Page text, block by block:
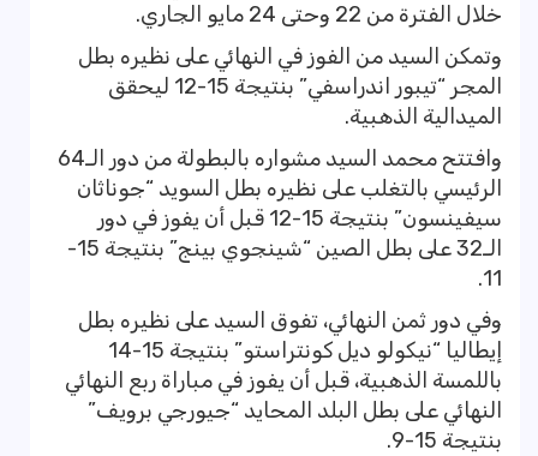
خلال الفترة من 22 وحتى 24 مايو الجاري.
وتمكن السيد من الفوز في النهائي على نظيره بطل
المجر “تيبور اندراسفي” بنتيجة 15-12 ليحقق
الميدالية الذهبية.
وافتتح محمد السيد مشواره بالبطولة من دور الـ64
الرئيسي بالتغلب على نظيره بطل السويد “جوناثان
سيفينسون” بنتيجة 15-12 قبل أن يفوز في دور
الـ32 على بطل الصين “شينجوي بينج” بنتيجة 15-
11.
وفي دور ثمن النهائي، تفوق السيد على نظيره بطل
إيطاليا “نيكولو ديل كونتراستو” بنتيجة 15-14
باللمسة الذهبية، قبل أن يفوز في مباراة ربع النهائي
النهائي على بطل البلد المحايد “جيورجي برويف”
بنتيجة 15-9.